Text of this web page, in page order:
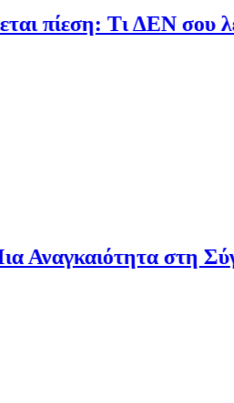
ΔΕΝ σου λένε για την
στη Σύγχρονη